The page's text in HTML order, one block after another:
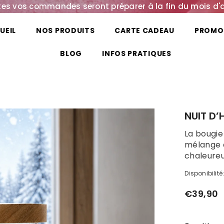
vos commandes seront préparer à la fin du mois
NOS PRODUITS CARTE CADEAU
BLOG INFOS PRATIQUES
NUIT
La
mélange
Disponibilité:
€39,90